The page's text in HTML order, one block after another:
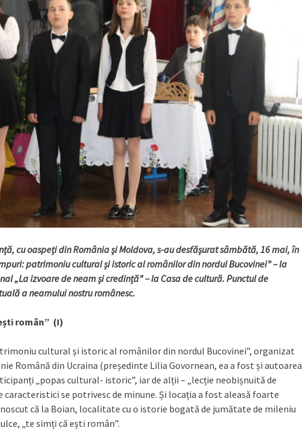
cu oaspeți din România și Moldova, s-au desfășurat sâmbătă, 16 mai, în
patrimoniu cultural și istoric al românilor din nordul Bucovinei” – la
„La izvoare de neam și credință” – la Casa de cultură. Punctul de
a neamului nostru românesc.
român” (I)
cultural și istoric al românilor din nordul Bucovinei”, organizat
Română din Ucraina (președinte Lilia Govornean, ea a fost și autoarea
„popas cultural- istoric”, iar de alții – „lecție neobișnuită de
se potrivesc de minune. Și locația a fost aleasă foarte
că la Boian, localitate cu o istorie bogată de jumătate de mileniu
„te simți că ești român”.